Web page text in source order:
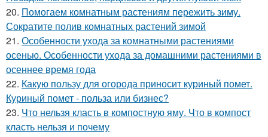
20. Помогаем комнатным растениям пережить зиму.
Сократите полив комнатных растений зимой
21. Особенности ухода за комнатными растениями
осенью. Особенности ухода за домашними растениями в
осеннее время года
22. Какую пользу для огорода приносит куриный помет.
Куриный помет - польза или бизнес?
23. Что нельзя класть в компостную яму. Что в компост
класть нельзя и почему